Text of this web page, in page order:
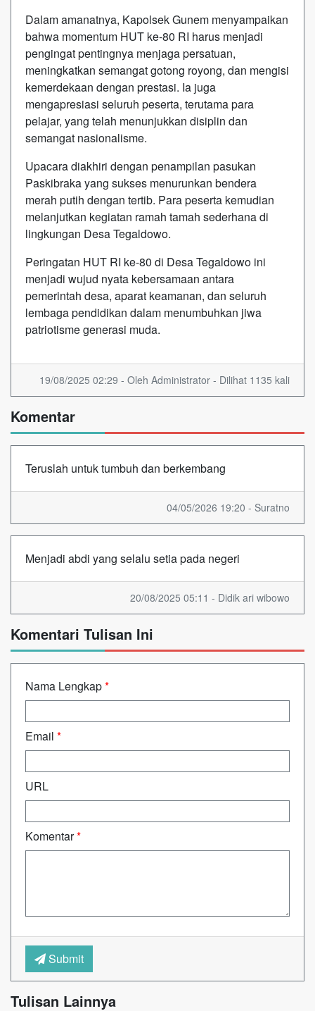
Dalam amanatnya, Kapolsek Gunem menyampaikan
bahwa momentum HUT ke-80 RI harus menjadi
pengingat pentingnya menjaga persatuan,
meningkatkan semangat gotong royong, dan mengisi
kemerdekaan dengan prestasi. Ia juga
mengapresiasi seluruh peserta, terutama para
pelajar, yang telah menunjukkan disiplin dan
semangat nasionalisme.
Upacara diakhiri dengan penampilan pasukan
Paskibraka yang sukses menurunkan bendera
merah putih dengan tertib. Para peserta kemudian
melanjutkan kegiatan ramah tamah sederhana di
lingkungan Desa Tegaldowo.
Peringatan HUT RI ke-80 di Desa Tegaldowo ini
menjadi wujud nyata kebersamaan antara
pemerintah desa, aparat keamanan, dan seluruh
lembaga pendidikan dalam menumbuhkan jiwa
patriotisme generasi muda.
19/08/2025 02:29 - Oleh Administrator - Dilihat 1135 kali
Komentar
Teruslah untuk tumbuh dan berkembang
04/05/2026 19:20 - Suratno
Menjadi abdi yang selalu setia pada negeri
20/08/2025 05:11 - Didik ari wibowo
Komentari Tulisan Ini
Nama Lengkap*
Email *
URL
Komentar*
Submit
Tulisan Lainnya